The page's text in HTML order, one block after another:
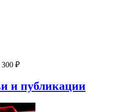
300 ₽
и публикации